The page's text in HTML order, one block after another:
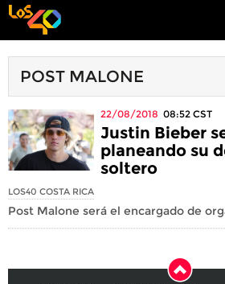
POST MALONE
22/08/2018 08:52 CST
Justin Bieber
planeando su
soltero
LOS40 COSTA RICA
Post Malone será el encargado de